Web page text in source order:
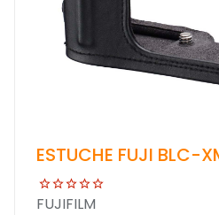
ESTUCHE FUJI BLC-
FUJIFILM